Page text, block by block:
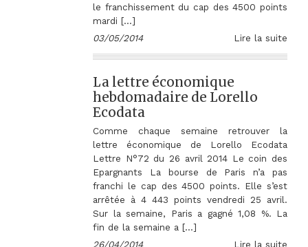
le franchissement du cap des 4500 points
mardi […]
03/05/2014
Lire la suite
La lettre économique
hebdomadaire de Lorello
Ecodata
Comme chaque semaine retrouver la
lettre économique de Lorello Ecodata
Lettre N°72 du 26 avril 2014 Le coin des
Epargnants La bourse de Paris n’a pas
franchi le cap des 4500 points. Elle s’est
arrêtée à 4 443 points vendredi 25 avril.
Sur la semaine, Paris a gagné 1,08 %. La
fin de la semaine a […]
26/04/2014
Lire la suite